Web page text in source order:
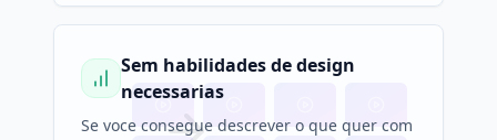
Sem habilidades de design
necessarias
Se voce consegue descrever o que quer com